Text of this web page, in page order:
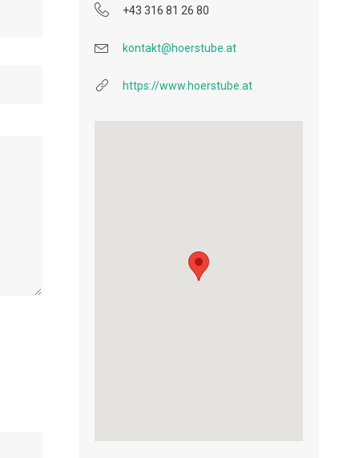
+43 316 81 26 80
kontakt@hoerstube.at
https://www.hoerstube.at